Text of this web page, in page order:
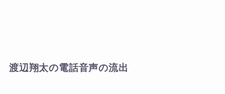
渡辺翔太の電話音声の流出